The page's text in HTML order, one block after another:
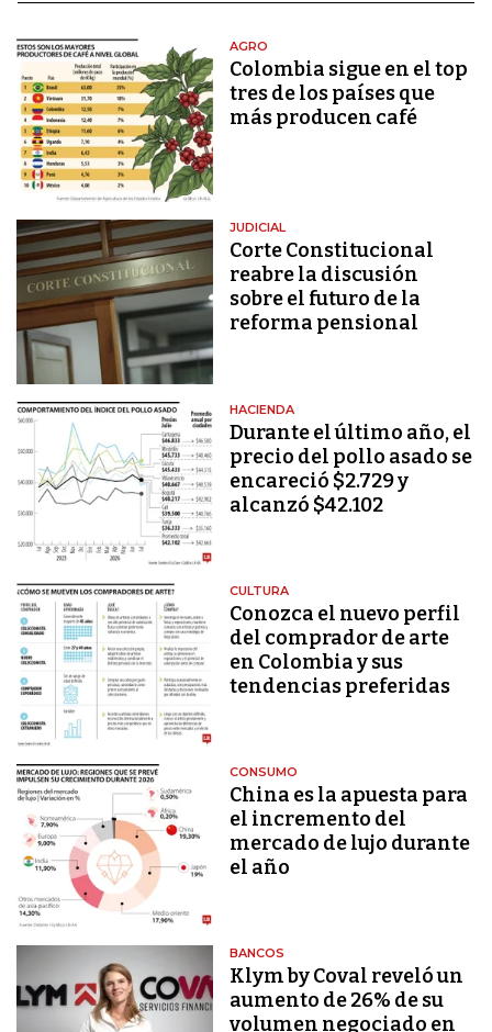
AGRO
Colombia sigue en el top
tres de los países que
más producen café
JUDICIAL
Corte Constitucional
reabre la discusión
sobre el futuro de la
reforma pensional
HACIENDA
Durante el último año, el
precio del pollo asado se
encareció $2.729 y
alcanzó $42.102
CULTURA
Conozca el nuevo perfil
del comprador de arte
en Colombia y sus
tendencias preferidas
CONSUMO
China es la apuesta para
el incremento del
mercado de lujo durante
el año
BANCOS
Klym by Coval reveló un
aumento de 26% de su
volumen negociado en